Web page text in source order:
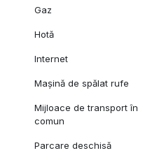
Gaz
Hotă
Internet
Mașină de spălat rufe
Mijloace de transport în
comun
Parcare deschisă